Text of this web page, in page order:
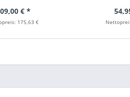
€ *
175,63 €